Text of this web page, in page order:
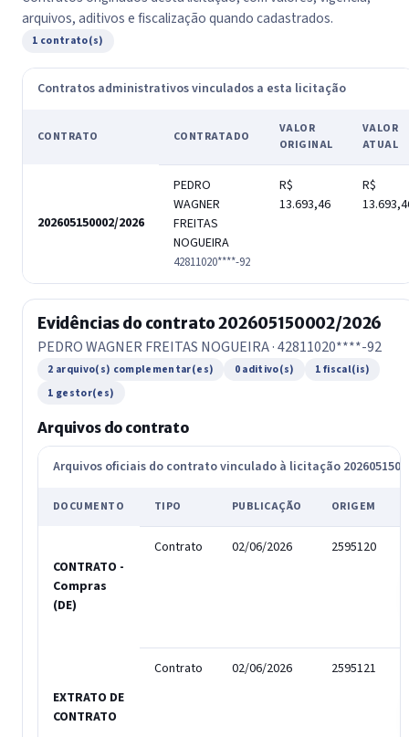
arquivos, aditivos e fiscalização quando cadastrados.
1 contrato(s)
Contratos administrativos vinculados a esta licitação
CONTRATO CONTRATADO
VALOR
ORIGINAL
VALOR
ATUAL
202605150002/2026
PEDRO
WAGNER
FREITAS
NOGUEIRA
42811020****-92
R$
13.693,46
R$
Evidências do contrato 202605150002/2026
PEDRO WAGNER FREITAS NOGUEIRA · 42811020****-92
2 arquivo(s) complementar(es) 0 aditivo(s)
1 fiscal(is)
1 gestor(es)
Arquivos do contrato
Arquivos oficiais do contrato vinculado à licitação
DOCUMENTO TIPO PUBLICAÇÃO ORIGEM
CONTRATO -
Compras
(DE)
Contrato 02/06/2026 2595120
EXTRATO DE
CONTRATO
Contrato 02/06/2026 2595121